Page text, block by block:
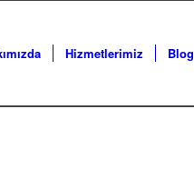
Hizmetlerimiz Blog